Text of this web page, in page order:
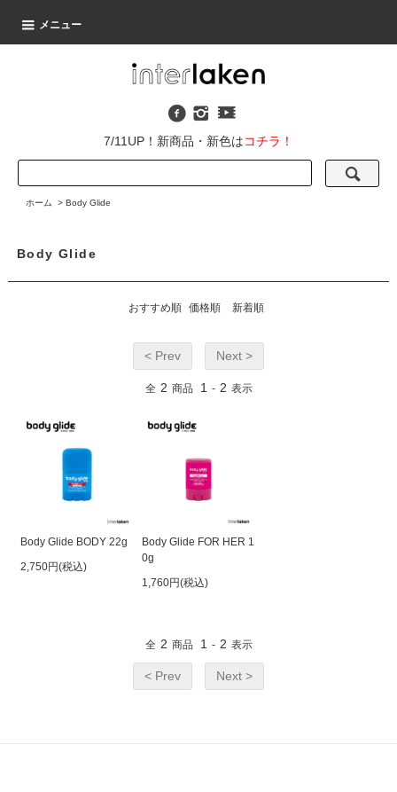
メニュー
7/11UP！新商品・新色はコチラ！
ホーム > Body Glide
Body Glide
おすすめ順 価格順 新着順
< Prev Next >
全 2 商品 1 - 2 表示
Body Glide BODY 22g
2,750円(税込)
Body Glide FOR HER 1
0g
1,760円(税込)
全 2 商品 1 - 2 表示
< Prev Next >